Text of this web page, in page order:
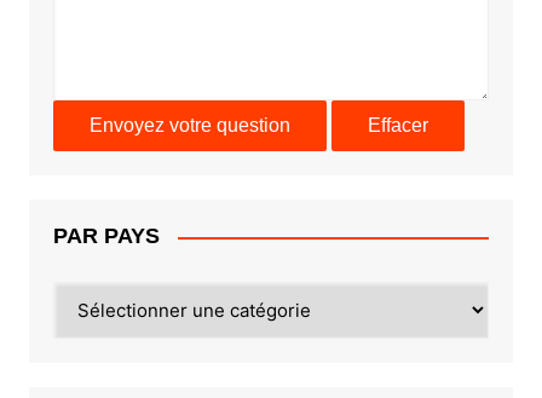
PAR PAYS
PAYS